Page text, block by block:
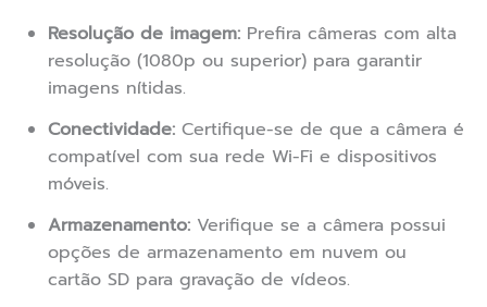
Resolução de imagem: Prefira câmeras com alta
resolução (1080p ou superior) para garantir
imagens nítidas.
Conectividade: Certifique-se de que a câmera é
compatível com sua rede Wi-Fi e dispositivos
móveis.
Armazenamento: Verifique se a câmera possui
opções de armazenamento em nuvem ou
cartão SD para gravação de vídeos.